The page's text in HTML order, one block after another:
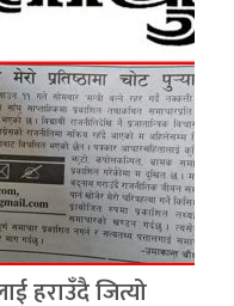
हराउँदै जित्यो